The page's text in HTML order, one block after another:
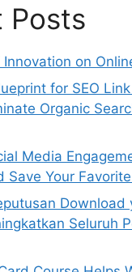
Posts
on
for SEO
Organic
Media
Save Your
Download
Seluruh